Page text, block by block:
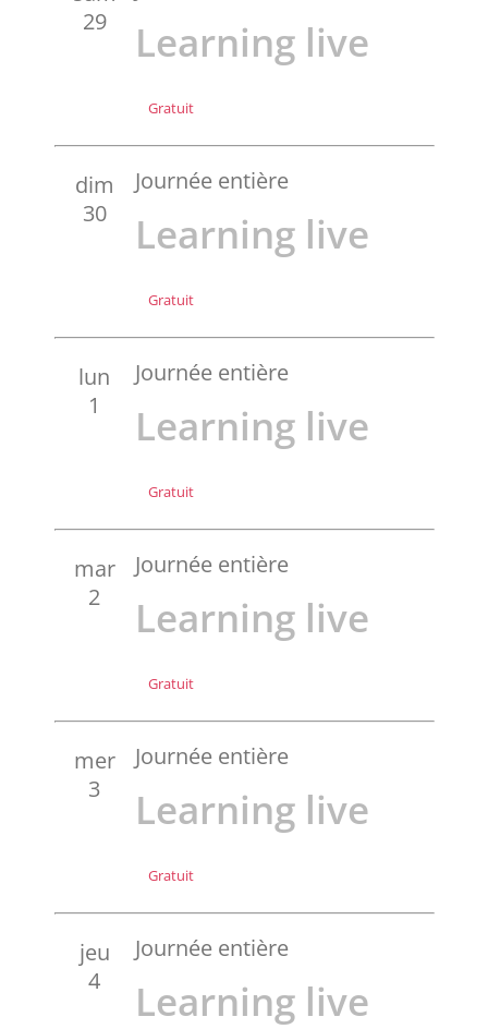
29
Learning live
Gratuit
dim
30
Journée entière
Learning live
Gratuit
lun
1
Journée entière
Learning live
Gratuit
mar
2
Journée entière
Learning live
Gratuit
mer
3
Journée entière
Learning live
Gratuit
jeu
4
Journée entière
Learning live